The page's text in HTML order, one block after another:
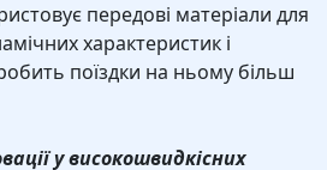
передові матеріали для
характеристик і
поїздки на ньому більш
у високошвидкісних